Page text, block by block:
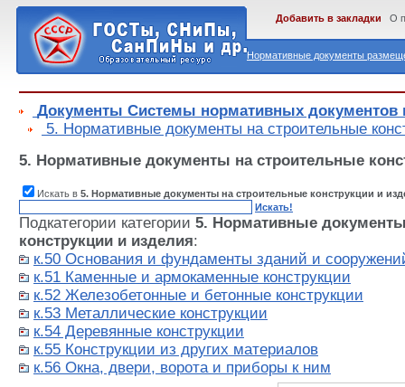
Нормативные документы
Добавить в закладки О
Документы Системы нормативных документов
5. Нормативные документы на строительные
5. Нормативные документы на строительные
Искать в 5. Нормативные документы на строительные конструкции и
Искать!
Подкатегории категории 5. Нормативные
конструкции и изделия:
к.50 Основания и фундаменты зданий и
к.51 Каменные и армокаменные конструкции
к.52 Железобетонные и бетонные конструкции
к.53 Металлические конструкции
к.54 Деревянные конструкции
к.55 Конструкции из других материалов
к.56 Окна, двери, ворота и приборы к ним